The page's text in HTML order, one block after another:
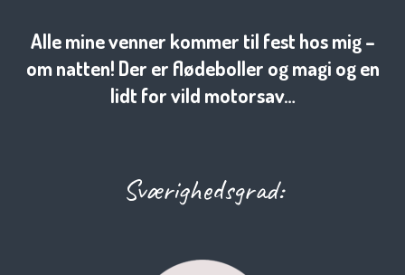
Alle mine venner kommer til fest hos mig –
om natten! Der er flødeboller og magi og en
lidt for vild motorsav…
Sværighedsgrad: